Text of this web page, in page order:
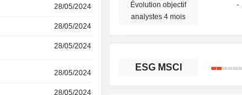
28/05/2024
28/05/2024
28/05/2024
28/05/2024
28/05/2024
Évolution objectif
analystes 4 mois
-
ESG MSCI